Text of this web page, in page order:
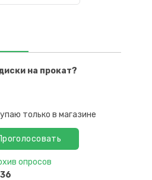
на прокат?
только в магазине
опросов
36